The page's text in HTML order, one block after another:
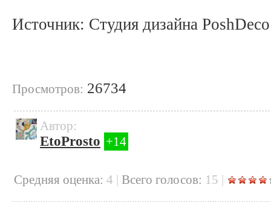
Источник: Студия дизайна PoshDeco
Просмотров: 26734
Автор:
EtoProsto +14
Cредняя оценка: 4 | Всего голосов: 15 |